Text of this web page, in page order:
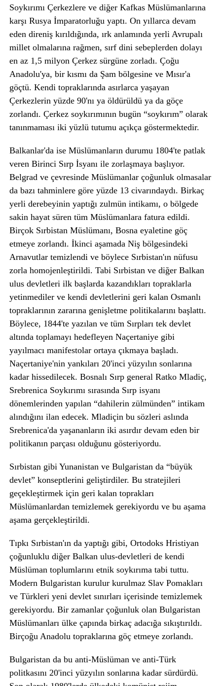
Soykırımı Çerkezlere ve diğer Kafkas Müslümanlarına
karşı Rusya İmparatorluğu yaptı. On yıllarca devam
eden direniş kırıldığında, ırk anlamında yerli Avrupalı
millet olmalarına rağmen, sırf dini sebeplerden dolayı
en az 1,5 milyon Çerkez sürgüne zorladı. Çoğu
Anadolu'ya, bir kısmı da Şam bölgesine ve Mısır'a
göçtü. Kendi topraklarında asırlarca yaşayan
Çerkezlerin yüzde 90'nı ya öldürüldü ya da göçe
zorlandı. Çerkez soykırımının bugün “soykırım” olarak
tanınmaması iki yüzlü tutumu açıkça göstermektedir.
Balkanlar'da ise Müslümanların durumu 1804'te patlak
veren Birinci Sırp İsyanı ile zorlaşmaya başlıyor.
Belgrad ve çevresinde Müslümanlar çoğunluk olmasalar
da bazı tahminlere göre yüzde 13 civarındaydı. Birkaç
yerli derebeyinin yaptığı zulmün intikamı, o bölgede
sakin hayat süren tüm Müslümanlara fatura edildi.
Birçok Sırbistan Müslümanı, Bosna eyaletine göç
etmeye zorlandı. İkinci aşamada Niş bölgesindeki
Arnavutlar temizlendi ve böylece Sırbistan'ın nüfusu
zorla homojenleştirildi. Tabi Sırbistan ve diğer Balkan
ulus devletleri ilk başlarda kazandıkları topraklarla
yetinmediler ve kendi devletlerini geri kalan Osmanlı
topraklarının zararına genişletme politikalarını başlattı.
Böylece, 1844'te yazılan ve tüm Sırpları tek devlet
altında toplamayı hedefleyen Naçertaniye gibi
yayılmacı manifestolar ortaya çıkmaya başladı.
Naçertaniye'nin yankıları 20'inci yüzyılın sonlarına
kadar hissedilecek. Bosnalı Sırp general Ratko Mladiç,
Srebrenica Soykırımı sırasında Sırp isyanı
dönemlerinden yapılan “dahilerin zülmünden” intikam
alındığını ilan edecek. Mladiçin bu sözleri aslında
Srebrenica'da yaşananların iki asırdır devam eden bir
politikanın parçası olduğunu gösteriyordu.
Sırbistan gibi Yunanistan ve Bulgaristan da “büyük
devlet” konseptlerini geliştirdiler. Bu stratejileri
geçekleştirmek için geri kalan toprakları
Müslümanlardan temizlemek gerekiyordu ve bu aşama
aşama gerçekleştirildi.
Tıpkı Sırbistan'ın da yaptığı gibi, Ortodoks Hristiyan
çoğunluklu diğer Balkan ulus-devletleri de kendi
Müslüman toplumlarını etnik soykırıma tabi tuttu.
Modern Bulgaristan kurulur kurulmaz Slav Pomakları
ve Türkleri yeni devlet sınırları içerisinde temizlemek
gerekiyordu. Bir zamanlar çoğunluk olan Bulgaristan
Müslümanları ülke çapında birkaç adacığa sıkıştırıldı.
Birçoğu Anadolu topraklarına göç etmeye zorlandı.
Bulgaristan da bu anti-Müslüman ve anti-Türk
politkasını 20'inci yüzyılın sonlarına kadar sürdürdü.